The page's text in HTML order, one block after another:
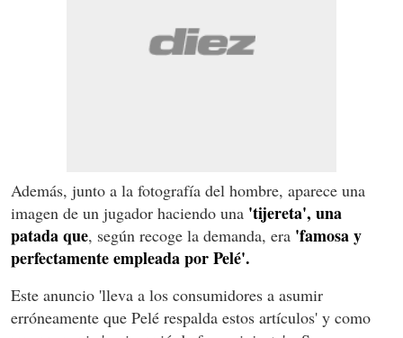
Además, junto a la fotografía del hombre, aparece una
imagen de un jugador haciendo una 'tijereta', una
patada que, según recoge la demanda, era 'famosa y
perfectamente empleada por Pelé'.
Este anuncio 'lleva a los consumidores a asumir
erróneamente que Pelé respalda estos artículos' y como